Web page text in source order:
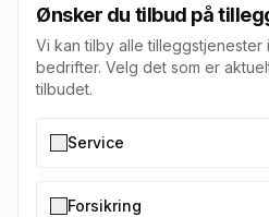
Ønsker du tilbud på
Vi kan tilby alle
bedrifter. Velg det som er
tilbudet.
Service
Forsikring